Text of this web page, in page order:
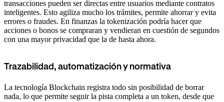
transacciones pueden ser directas entre usuarios mediante contratos
inteligentes. Esto agiliza mucho los trámites, permite ahorrar y evita
errores o fraudes. En finanzas la tokenización podría hacer que
acciones o bonos se compraran y vendieran en cuestión de segundos
con una mayor privacidad que la de hasta ahora.
Trazabilidad, automatización y normativa
La tecnología Blockchain registra todo sin posibilidad de borrar
nada, lo que permite seguir la pista completa a un token, desde que